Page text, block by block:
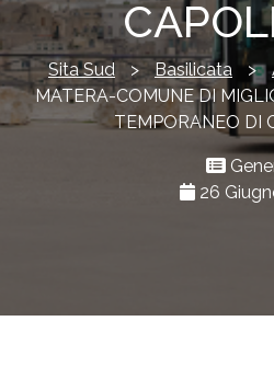
Sita Sud > Basilicata >
MATERA-COMUNE DI
TEMPORANEO DI
26